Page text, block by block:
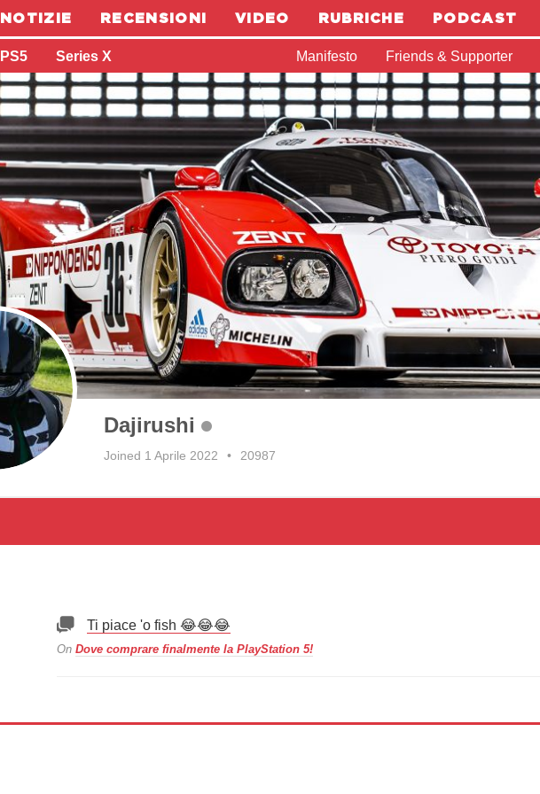
NOTIZIE RECENSIONI VIDEO RUBRICHE PODCAST
PS5 Series X Manifesto Friends & Supporter
Dajirushi
Joined 1 Aprile 2022 • 20987
Ti piace 'o fish 😂😂😂
On Dove comprare finalmente la PlayStation 5!